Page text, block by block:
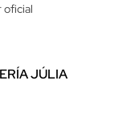
oficial
JÚLIA